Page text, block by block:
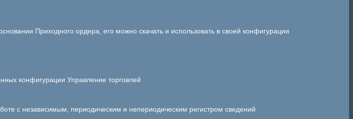
Приходного ордера, его можно скачать и использовать в своей конфигурации
конфигурации Управление торговлей
с независимым, периодическим и непериодическим регистром сведений